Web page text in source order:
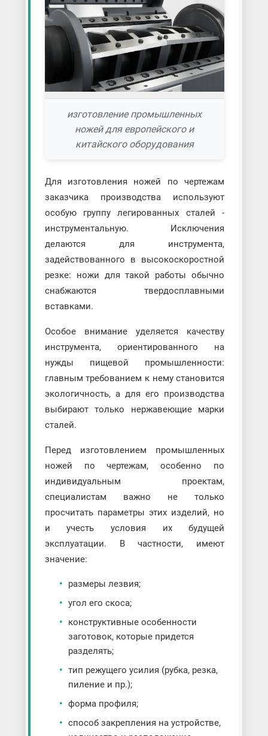
изготовление промышленных
ножей для европейского и
китайского оборудования
Для изготовления ножей по чертежам
заказчика производства используют
особую группу легированных сталей -
инструментальную. Исключения
делаются для инструмента,
задействованного в высокоскоростной
резке: ножи для такой работы обычно
снабжаются твердосплавными
вставками.
Особое внимание уделяется качеству
инструмента, ориентированного на
нужды пищевой промышленности:
главным требованием к нему становится
экологичность, а для его производства
выбирают только нержавеющие марки
сталей.
Перед изготовлением промышленных
ножей по чертежам, особенно по
индивидуальным проектам,
специалистам важно не только
просчитать параметры этих изделий, но
и учесть условия их будущей
эксплуатации. В частности, имеют
значение:
размеры лезвия;
угол его скоса;
конструктивные особенности
заготовок, которые придется
разделять;
тип режущего усилия (рубка, резка,
пиление и пр.);
форма профиля;
способ закрепления на устройстве,